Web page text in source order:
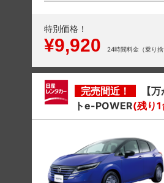
特別価格！
¥9,920 24時間料金（乗り
完売間近！
【
トe-POWER(残り1